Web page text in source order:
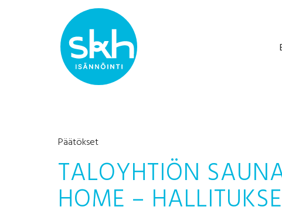
Päätökset
TALOYHTIÖN
HOME –